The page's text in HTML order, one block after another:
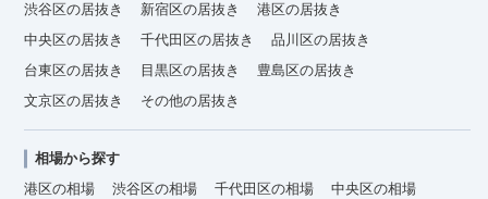
渋谷区の居抜き
新宿区の居抜き
港区の居抜き
中央区の居抜き
千代田区の居抜き
品川区の居抜き
台東区の居抜き
目黒区の居抜き
豊島区の居抜き
文京区の居抜き
その他の居抜き
相場から探す
港区の相場
渋谷区の相場 千代田区の相場
中央区の相場